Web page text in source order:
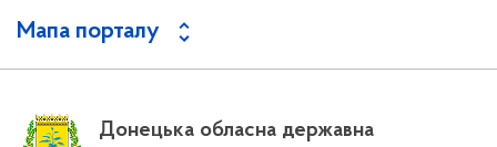
Мапа порталу
Донецька обласна державна